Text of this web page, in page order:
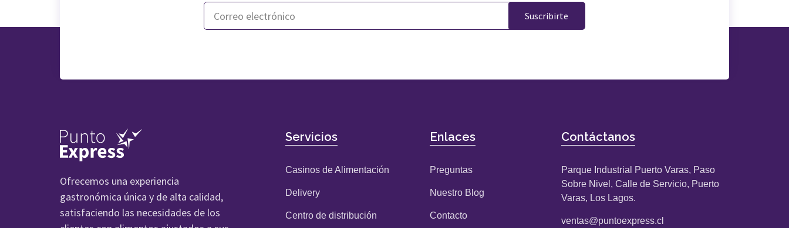
Suscribirte
Ofrecemos una experiencia
gastronómica única y de alta calidad,
satisfaciendo las necesidades de los
Servicios
Casinos de Alimentación
Delivery
Centro de distribución
Enlaces
Preguntas
Nuestro Blog
Contacto
Contáctanos
Parque Industrial Puerto Varas, Paso
Sobre Nivel, Calle de Servicio, Puerto
Varas, Los Lagos.
ventas@puntoexpress.cl